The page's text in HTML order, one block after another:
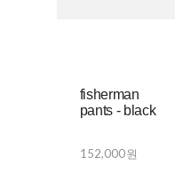
fisherman
pants - black
152,000원